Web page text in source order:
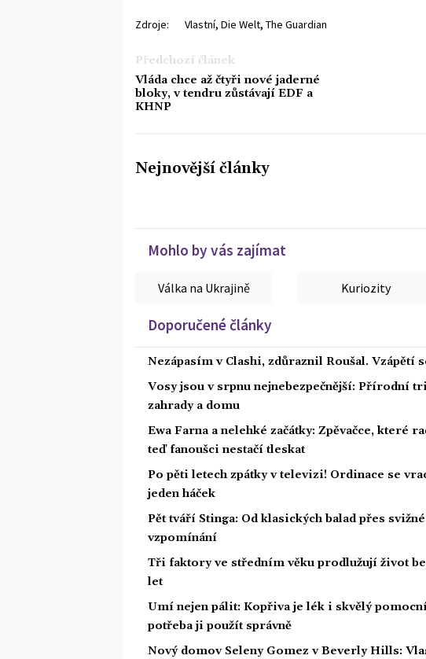
Zdroje: Vlastní, Die Welt, The Guardian
Předchozí článek
Vláda chce až čtyři nové jaderné
bloky, v tendru zůstávají EDF a
KHNP
Nejnovější články
Mohlo by vás zajímat
Válka na Ukrajině Kuriozity
Doporučené články
Nezápasím v Clashi, zdůraznil Roušal. Vzápětí
Vosy jsou v srpnu nejnebezpečnější: Přírodní
zahrady a domu
Ewa Farna a nelehké začátky: Zpěvačce, které
teď fanoušci nestačí tleskat
Po pěti letech zpátky v televizi! Ordinace se
jeden háček
Pět tváří Stinga: Od klasických balad přes
vzpomínání
Tři faktory ve středním věku prodlužují život
let
Umí nejen pálit: Kopřiva je lék i skvělý
potřeba ji použít správně
Nový domov Seleny Gomez v Beverly Hills: